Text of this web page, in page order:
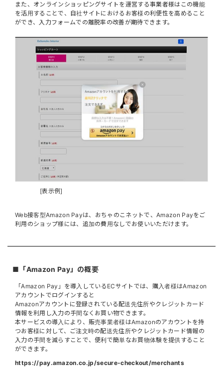
また、オンラインショッピングサイトを運営する事業者様はこの機能
を活用することで、自社サイトにおけるお客様の利便性を高めること
ができ、入力フォームでの離脱率の改善が期待できます。
[表示例]
Web接客型Amazon Payは、​おちゃのこネットで、Amazon Payをご
利用のショップ様には、追加の費用なしでお使いいただけます。
■「Amazon Pay」の概要
「Amazon Pay」を導入しているECサイトでは、購入者様はAmazon
アカウントでログインすると
Amazonアカウントに登録されている配送先住所やクレジットカード
情報を利用し入力の手間なくお買い物できます。
本サービスの導入により、販売事業者様はAmazonのアカウントを持
つお客様に対して、ご注文時の配送先住所やクレジットカード情報の
入力の手間を減らすことで、便利で簡単なお買物体験を提供すること
ができます。
https://pay.amazon.co.jp/secure-checkout/merchants